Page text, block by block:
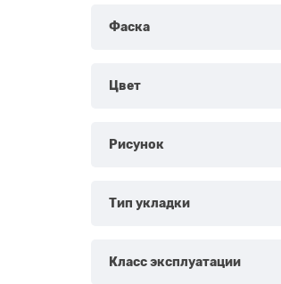
Фаска
Цвет
Рисунок
Тип укладки
Класс эксплуатации